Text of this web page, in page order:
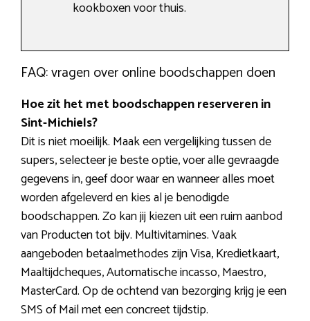
kookboxen voor thuis.
FAQ: vragen over online boodschappen doen
Hoe zit het met boodschappen reserveren in
Sint-Michiels?
Dit is niet moeilijk. Maak een vergelijking tussen de
supers, selecteer je beste optie, voer alle gevraagde
gegevens in, geef door waar en wanneer alles moet
worden afgeleverd en kies al je benodigde
boodschappen. Zo kan jij kiezen uit een ruim aanbod
van Producten tot bijv. Multivitamines. Vaak
aangeboden betaalmethodes zijn Visa, Kredietkaart,
Maaltijdcheques, Automatische incasso, Maestro,
MasterCard. Op de ochtend van bezorging krijg je een
SMS of Mail met een concreet tijdstip.